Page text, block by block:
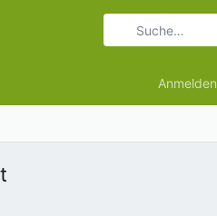
Anmelden